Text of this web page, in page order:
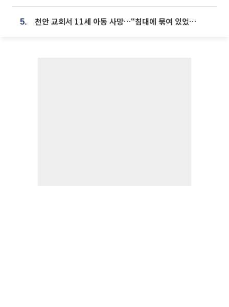
5. 천안 교회서 11세 아동 사망…“침대에 묶여 있었다” 진술 확보